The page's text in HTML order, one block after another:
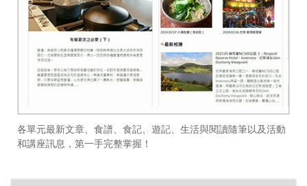
各單元最新文章、食譜、食記、遊記、生活與閱讀隨筆以及活動
和講座訊息，第一手完整掌握！